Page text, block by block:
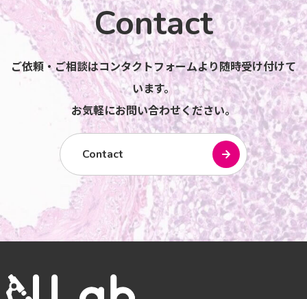
Contact
ご依頼・ご相談はコンタクトフォームより随時受け付けて
います。
お気軽にお問い合わせください。
Contact